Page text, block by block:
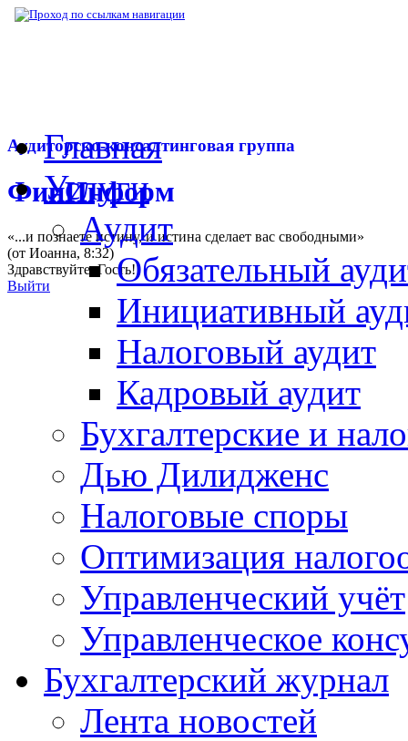
Аудиторско-консалтинговая группа
ФинИнформ
«...и познаете истину, и истина сделает вас свободными»
(от Иоанна, 8:32)
Здравствуйте,Гость!
Выйти
Главная
Услуги
Аудит
Обязательный
Инициативный
Налоговый аудит
Кадровый аудит
Бухгалтерские и
Дью Дилидженс
Налоговые споры
Оптимизация
Управленческий учёт
Управленческое
Бухгалтерский журнал
Лента новостей